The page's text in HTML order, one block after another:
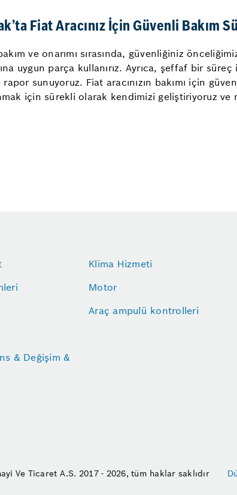
Fiat Aracınız İçin Güvenli Bakım
bakım ve onarımı sırasında, güvenliğiniz
uygun parça kullanırız. Ayrıca, şeffaf bir
sunuyoruz. Fiat aracınızın bakımı için
için sürekli olarak kendimizi geliştiriyoruz
& Değişim &
Klima Hizmeti
Motor
Araç ampulü kontrolleri
Ve Ticaret A.S. 2017 - 2026, tüm haklar saklıdır